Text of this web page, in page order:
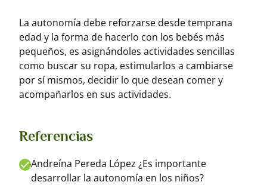
La autonomía debe reforzarse desde temprana
edad y la forma de hacerlo con los bebés más
pequeños, es asignándoles actividades sencillas
como buscar su ropa, estimularlos a cambiarse
por sí mismos, decidir lo que desean comer y
acompañarlos en sus actividades.
Referencias
Andreína Pereda López ¿Es importante
desarrollar la autonomía en los niños?